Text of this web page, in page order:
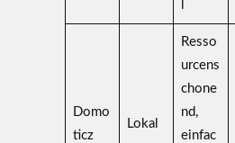
Domo
ticz
Lokal
Resso
urcens
chone
nd,
einfac